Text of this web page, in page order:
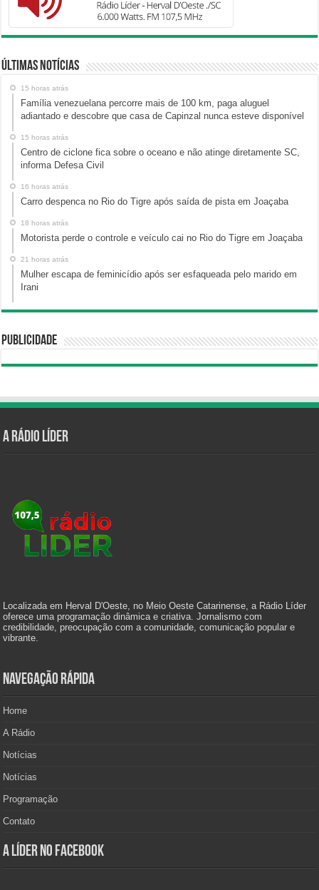
Últimas Notícias
15 horas atrás
Família venezuelana percorre mais de 100 km, paga aluguel
adiantado e descobre que casa de Capinzal nunca esteve disponível
15 horas atrás
Centro de ciclone fica sobre o oceano e não atinge diretamente SC,
informa Defesa Civil
16 horas atrás
Carro despenca no Rio do Tigre após saída de pista em Joaçaba
18 horas atrás
Motorista perde o controle e veículo cai no Rio do Tigre em Joaçaba
21 horas atrás
Mulher escapa de feminicídio após ser esfaqueada pelo marido em
Irani
Publicidade
A Rádio Líder
Localizada em Herval D'Oeste, no Meio Oeste Catarinense, a Rádio Líder
oferece uma programação dinâmica e criativa. Jornalismo com
credibilidade, preocupação com a comunidade, comunicação popular e
vibrante.
Navegação Rápida
Home
A Rádio
Notícias
Notícias
Programação
Contato
A Líder no Facebook